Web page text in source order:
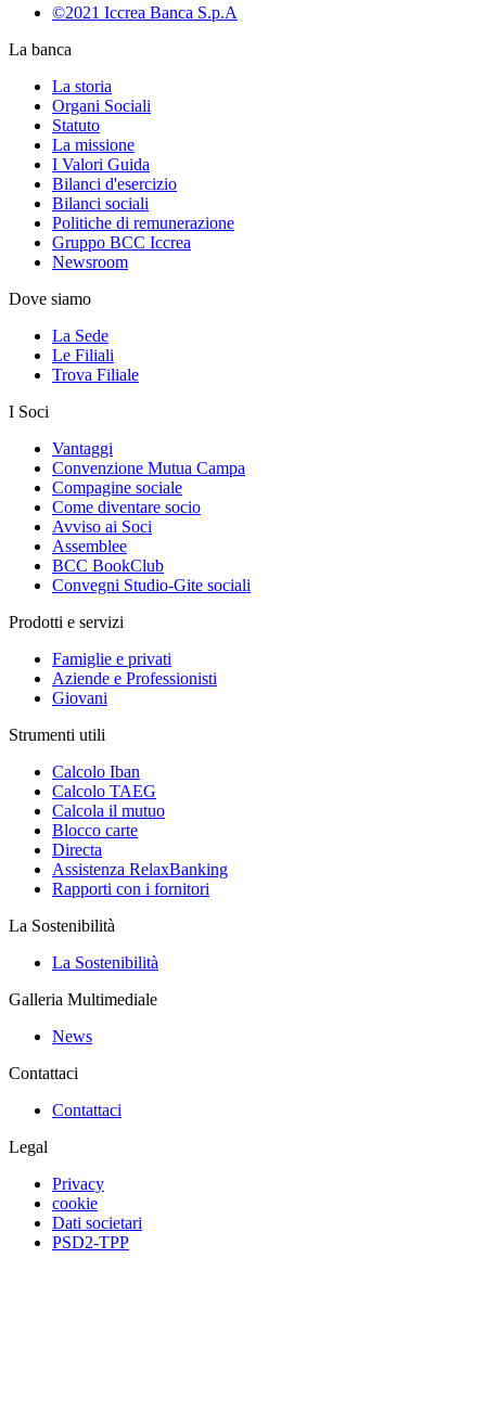
©2021 Iccrea Banca S.p.A
La banca
La storia
Organi Sociali
Statuto
La missione
I Valori Guida
Bilanci d'esercizio
Bilanci sociali
Politiche di remunerazione
Gruppo BCC Iccrea
Newsroom
Dove siamo
La Sede
Le Filiali
Trova Filiale
I Soci
Vantaggi
Convenzione Mutua Campa
Compagine sociale
Come diventare socio
Avviso ai Soci
Assemblee
BCC BookClub
Convegni Studio-Gite sociali
Prodotti e servizi
Famiglie e privati
Aziende e Professionisti
Giovani
Strumenti utili
Calcolo Iban
Calcolo TAEG
Calcola il mutuo
Blocco carte
Directa
Assistenza RelaxBanking
Rapporti con i fornitori
La Sostenibilità
La Sostenibilità
Galleria Multimediale
News
Contattaci
Contattaci
Legal
Privacy
cookie
Dati societari
PSD2-TPP